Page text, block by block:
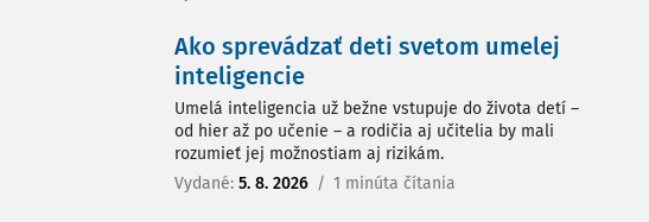
Ako sprevádzať deti svetom umelej
inteligencie
Umelá inteligencia už bežne vstupuje do života detí –
od hier až po učenie – a rodičia aj učitelia by mali
rozumieť jej možnostiam aj rizikám.
Vydané: 5. 8. 2026 / 1 minúta čítania